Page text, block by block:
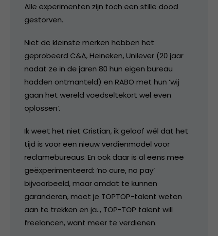
Alle experimenten zijn toch een stille dood
gestorven.
Niet de kleinste merken hebben het
geprobeerd C&A, Heineken, Unilever (20 jaar
nadat ze in de jaren 80 hun eigen bureau
hadden ontmanteld) en RABO met hun ‘wij
gaan het wereld voedseltekort wel even
oplossen’.
Ik weet het niet Cristian, ik geloof wél dat het
tijd is voor een nieuw verdienmodel voor
reclamebureaus. En ook daar is al eens mee
geëxperimenteerd: ‘no cure, no pay’
bijvoorbeeld, maar omdat te kunnen
garanderen, moet je TOPTOP-talent weten
aan te trekken en ja.., TOP-TOP talent will
freelancen, want meer te verdienen.